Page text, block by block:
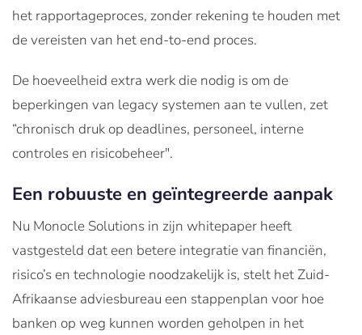
het rapportageproces, zonder rekening te houden met
de vereisten van het end-to-end proces.
De hoeveelheid extra werk die nodig is om de
beperkingen van legacy systemen aan te vullen, zet
“chronisch druk op deadlines, personeel, interne
controles en risicobeheer".
Een robuuste en geïntegreerde aanpak
Nu Monocle Solutions in zijn whitepaper heeft
vastgesteld dat een betere integratie van financiën,
risico’s en technologie noodzakelijk is, stelt het Zuid-
Afrikaanse adviesbureau een stappenplan voor hoe
banken op weg kunnen worden geholpen in het